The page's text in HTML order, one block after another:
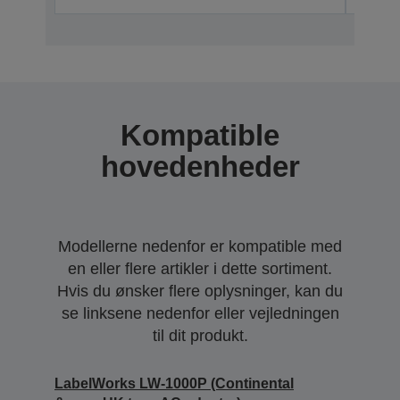
Kompatible
hovedenheder
Modellerne nedenfor er kompatible med
en eller flere artikler i dette sortiment.
Hvis du ønsker flere oplysninger, kan du
se linksene nedenfor eller vejledningen
til dit produkt.
LabelWorks LW-1000P (Continental